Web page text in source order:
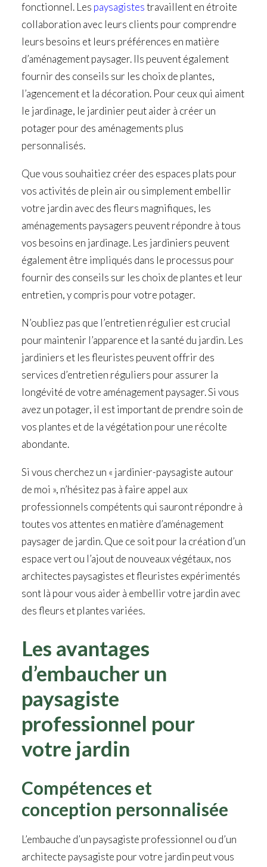
fonctionnel. Les paysagistestravaillent en étroite
collaboration avec leurs clients pour comprendre
leurs besoins et leurs préférences en matière
d’aménagement paysager. Ils peuvent également
fournir des conseils sur les choix de plantes,
l’agencement et la décoration. Pour ceux qui aiment
le jardinage, le jardinier peut aider à créer un
potager pour des aménagements plus
personnalisés.
Que vous souhaitiez créer des espaces plats pour
vos activités de plein air ou simplement embellir
votre jardin avec des fleurs magnifiques, les
aménagements paysagers peuvent répondre à tous
vos besoins en jardinage. Les jardiniers peuvent
également être impliqués dans le processus pour
fournir des conseils sur les choix de plantes et leur
entretien, y compris pour votre potager.
N’oubliez pas que l’entretien régulier est crucial
pour maintenir l’apparence et la santé du jardin. Les
jardiniers et les fleuristes peuvent offrir des
services d’entretien réguliers pour assurer la
longévité de votre aménagement paysager. Si vous
avez un potager, il est important de prendre soin de
vos plantes et de la végétation pour une récolte
abondante.
Si vous cherchez un « jardinier-paysagiste autour
de moi », n’hésitez pas à faire appel aux
professionnels compétents qui sauront répondre à
toutes vos attentes en matière d’aménagement
paysager de jardin. Que ce soit pour la création d’un
espace vert ou l’ajout de nouveaux végétaux, nos
architectes paysagistes et fleuristes expérimentés
sont là pour vous aider à embellir votre jardin avec
des fleurs et plantes variées.
Les avantages
d’embaucher un
paysagiste
professionnel pour
votre jardin
Compétences et
conception personnalisée
L’embauche d’un paysagiste professionnel ou d’un
architecte paysagiste pour votre jardin peut vous